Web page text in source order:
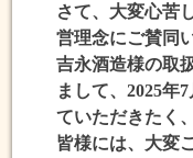
さて、大変心苦
営理念にご賛同
吉永酒造様の取
まして、2025年
ていただきたく
皆様には、大変